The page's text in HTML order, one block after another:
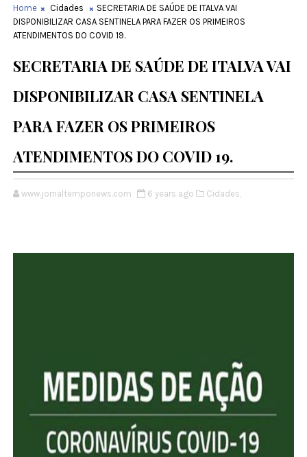
Home Cidades
SECRETARIA DE SAÚDE DE ITALVA VAI
DISPONIBILIZAR CASA SENTINELA PARA FAZER OS PRIMEIROS
ATENDIMENTOS DO COVID 19.
SECRETARIA DE SAÚDE DE ITALVA VAI
DISPONIBILIZAR CASA SENTINELA
PARA FAZER OS PRIMEIROS
ATENDIMENTOS DO COVID 19.
www.jornaltemponews.com 6 years ago Cidades,